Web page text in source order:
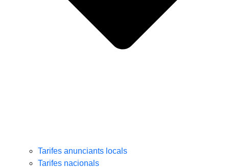
Tarifes anunciants locals
Tarifes nacionals